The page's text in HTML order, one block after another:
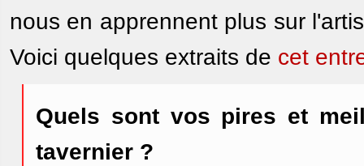
nous en apprennent plus sur
Voici quelques extraits de cet
Quels sont vos pires et
tavernier ?